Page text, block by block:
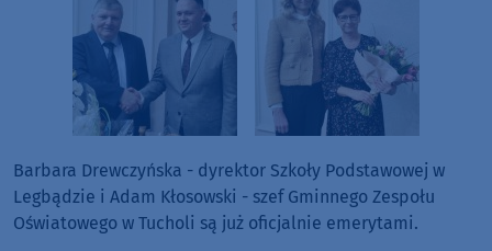
Barbara Drewczyńska - dyrektor Szkoły Podstawowej w
Legbądzie i Adam Kłosowski - szef Gminnego Zespołu
Oświatowego w Tucholi są już oficjalnie emerytami.